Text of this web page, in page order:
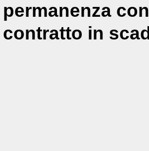
permanenza con
contratto in